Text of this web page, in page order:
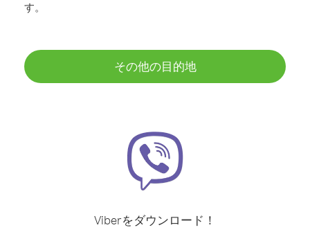
す。
その他の目的地
Viberをダウンロード！